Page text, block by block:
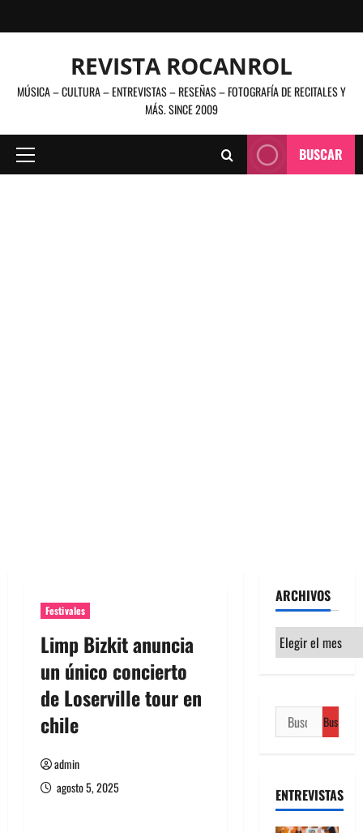
al
REVISTA ROCANROL
MÚSICA – CULTURA – ENTREVISTAS – RESEÑAS – FOTOGRAFÍA DE RECITALES Y
MÁS. SINCE 2009
Menú
BUSCAR
Festivales
Limp Bizkit anuncia
un único concierto
de Loserville tour en
chile
admin
agosto 5, 2025
ARCHIVOS
Archivos
Buscar:
ENTREVISTAS